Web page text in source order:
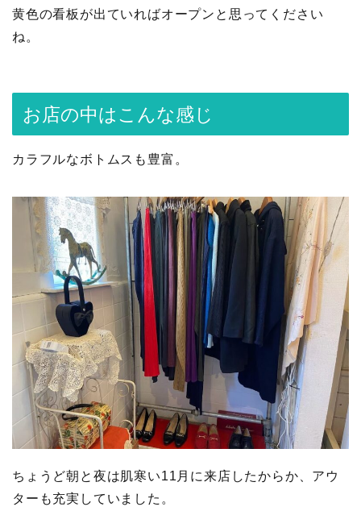
黄色の看板が出ていればオープンと思ってください
ね。
お店の中はこんな感じ
カラフルなボトムスも豊富。
ちょうど朝と夜は肌寒い11月に来店したからか、アウ
ターも充実していました。